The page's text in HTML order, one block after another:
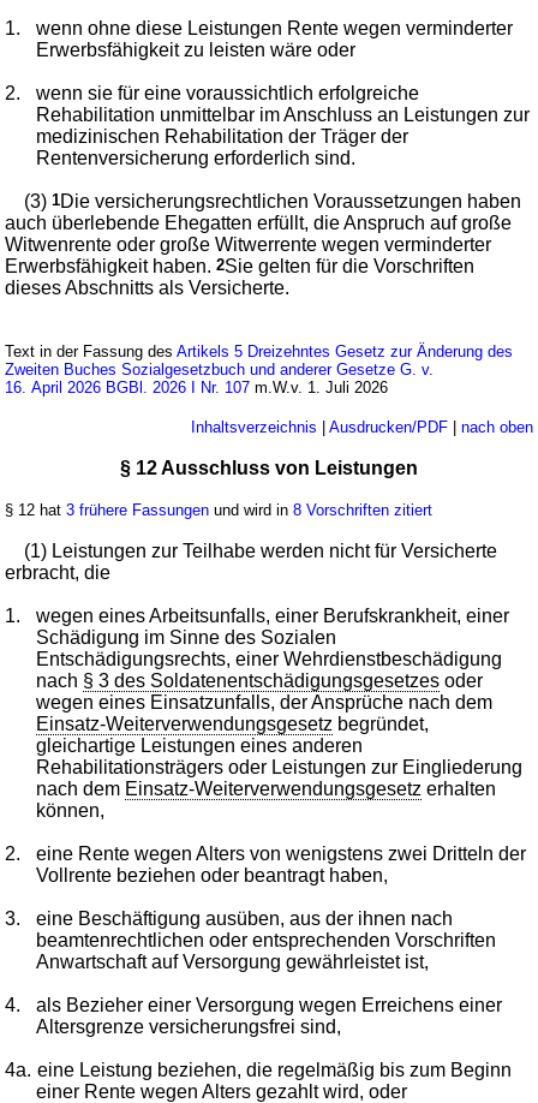
1.
wenn ohne diese Leistungen Rente wegen verminderter
Erwerbsfähigkeit zu leisten wäre oder
2.
wenn sie für eine voraussichtlich erfolgreiche
Rehabilitation unmittelbar im Anschluss an Leistungen zur
medizinischen Rehabilitation der Träger der
Rentenversicherung erforderlich sind.
(3)1Die versicherungsrechtlichen Voraussetzungen haben
auch überlebende Ehegatten erfüllt, die Anspruch auf große
Witwenrente oder große Witwerrente wegen verminderter
Erwerbsfähigkeit haben.2Sie gelten für die Vorschriften
dieses Abschnitts als Versicherte.
Text in der Fassung desArtikels 5 Dreizehntes Gesetz zur Änderung des
Zweiten Buches Sozialgesetzbuch und anderer Gesetze G. v.
16. April 2026 BGBl. 2026 I Nr. 107 m.W.v. 1. Juli 2026
Inhaltsverzeichnis | Ausdrucken/PDF| nach oben
§ 12 Ausschluss von Leistungen
§ 12 hat3 frühere Fassungen und wird in8 Vorschriften zitiert
(1) Leistungen zur Teilhabe werden nicht für Versicherte
erbracht, die
1.
wegen eines Arbeitsunfalls, einer Berufskrankheit, einer
Schädigung im Sinne des Sozialen
Entschädigungsrechts, einer Wehrdienstbeschädigung
nach § 3 des Soldatenentschädigungsgesetzes oder
wegen eines Einsatzunfalls, der Ansprüche nach dem
Einsatz-Weiterverwendungsgesetz begründet,
gleichartige Leistungen eines anderen
Rehabilitationsträgers oder Leistungen zur Eingliederung
nach dem Einsatz-Weiterverwendungsgesetz erhalten
können,
2.
eine Rente wegen Alters von wenigstens zwei Dritteln der
Vollrente beziehen oder beantragt haben,
3.
eine Beschäftigung ausüben, aus der ihnen nach
beamtenrechtlichen oder entsprechenden Vorschriften
Anwartschaft auf Versorgung gewährleistet ist,
4.
als Bezieher einer Versorgung wegen Erreichens einer
Altersgrenze versicherungsfrei sind,
4a. eine Leistung beziehen, die regelmäßig bis zum Beginn
einer Rente wegen Alters gezahlt wird, oder